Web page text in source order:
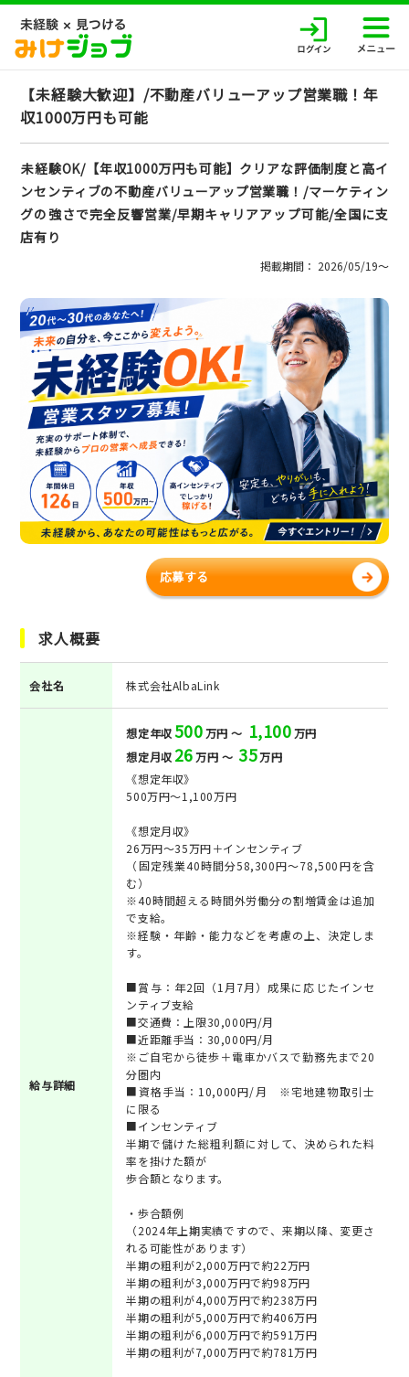
【未経験大歓迎】/不動産バリューアップ営業職！年
収1000万円も可能
未経験OK/【年収1000万円も可能】クリアな評価制度と高イ
ンセンティブの不動産バリューアップ営業職！/マーケティン
グの強さで完全反響営業/早期キャリアアップ可能/全国に支
店有り
掲載期間： 2026/05/19〜
応募する
求人概要
会社名 株式会社AlbaLink
給与詳細
想定年収500万円 ～ 1,100万円
想定月収 26万円 ～ 35万円
《想定年収》
500万円～1,100万円
《想定月収》
26万円～35万円＋インセンティブ
（固定残業40時間分58,300円～78,500円を含
む）
※40時間超える時間外労働分の割増賃金は追加
で支給。
※経験・年齢・能力などを考慮の上、決定しま
す。
■賞与：年2回（1月7月）成果に応じたインセ
ンティブ支給
■交通費：上限30,000円/月
■近距離手当：30,000円/月
※ご自宅から徒歩＋電車かバスで勤務先まで20
分圏内
■資格手当：10,000円/月 ※宅地建物取引士
に限る
■インセンティブ
半期で儲けた総粗利額に対して、決められた料
率を掛けた額が
歩合額となります。
・歩合額例
（2024年上期実績ですので、来期以降、変更さ
れる可能性があります）
半期の粗利が2,000万円で約22万円
半期の粗利が3,000万円で約98万円
半期の粗利が4,000万円で約238万円
半期の粗利が5,000万円で約406万円
半期の粗利が6,000万円で約591万円
半期の粗利が7,000万円で約781万円